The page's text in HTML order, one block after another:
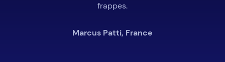
frappes.
Marcus Patti, France